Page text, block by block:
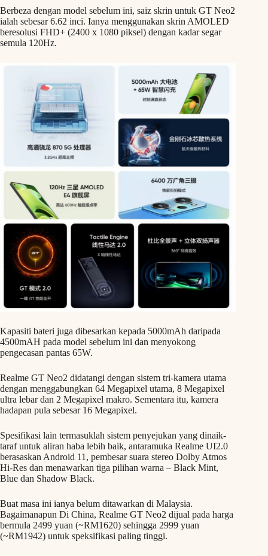
Berbeza dengan model sebelum ini, saiz skrin untuk GT Neo2
ialah sebesar 6.62 inci. Ianya menggunakan skrin AMOLED
beresolusi FHD+ (2400 x 1080 piksel) dengan kadar segar
semula 120Hz.
Kapasiti bateri juga dibesarkan kepada 5000mAh daripada
4500mAH pada model sebelum ini dan menyokong
pengecasan pantas 65W.
Realme GT Neo2 didatangi dengan sistem tri-kamera utama
dengan menggabungkan 64 Megapixel utama, 8 Megapixel
ultra lebar dan 2 Megapixel makro. Sementara itu, kamera
hadapan pula sebesar 16 Megapixel.
Spesifikasi lain termasuklah sistem penyejukan yang dinaik-
taraf untuk aliran haba lebih baik, antaramuka Realme UI2.0
berasaskan Android 11, pembesar suara stereo Dolby Atmos
Hi-Res dan menawarkan tiga pilihan warna – Black Mint,
Blue dan Shadow Black.
Buat masa ini ianya belum ditawarkan di Malaysia.
Bagaimanapun Di China, Realme GT Neo2 dijual pada harga
bermula 2499 yuan (~RM1620) sehingga 2999 yuan
(~RM1942) untuk speksifikasi paling tinggi.